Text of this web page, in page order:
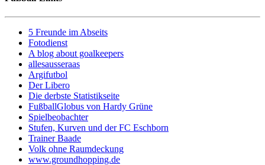
5 Freunde im Abseits
Fotodienst
A blog about goalkeepers
allesausseraas
Argifutbol
Der Libero
Die derbste Statistikseite
FußballGlobus von Hardy Grüne
Spielbeobachter
Stufen, Kurven und der FC Eschborn
Trainer Baade
Volk ohne Raumdeckung
www.groundhopping.de